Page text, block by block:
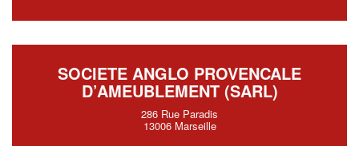
SOCIETE ANGLO PROVENCALE
D’AMEUBLEMENT (SARL)
286 Rue Paradis
13006 Marseille